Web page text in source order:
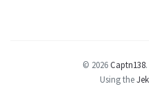
© 2026Captn138.
Using the